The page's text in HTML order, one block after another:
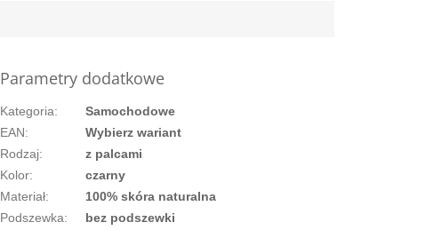
Parametry dodatkowe
Kategoria:
Samochodowe
EAN:
Wybierz wariant
Rodzaj:
z palcami
Kolor:
czarny
Materiał:
100% skóra naturalna
Podszewka: bez podszewki